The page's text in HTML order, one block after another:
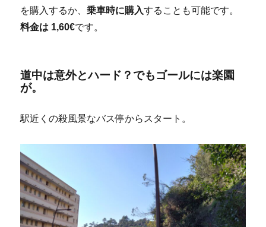
を購入するか、乗車時に購入することも可能です。
料金は 1,60€です。
道中は意外とハード？でもゴールには楽園
が。
駅近くの殺風景なバス停からスタート。